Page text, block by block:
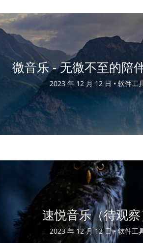
微音乐 - 无微不至的陪
2023 年 12 月 12 日 • 软件工
速悦音乐（待观察
2023 年 12 月 12 日 •软件工